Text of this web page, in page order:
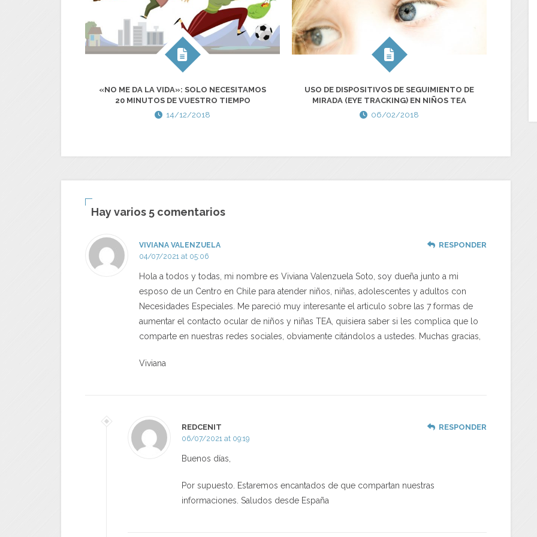
«NO ME DA LA VIDA»: SOLO NECESITAMOS
20 MINUTOS DE VUESTRO TIEMPO
14/12/2018
USO DE DISPOSITIVOS DE SEGUIMIENTO DE
MIRADA (EYE TRACKING) EN NIÑOS TEA
06/02/2018
Hay varios 5 comentarios
VIVIANA VALENZUELA
04/07/2021 at 05:06
Hola a todos y todas, mi nombre es Viviana Valenzuela Soto, soy dueña junto a mi
esposo de un Centro en Chile para atender niños, niñas, adolescentes y adultos con
Necesidades Especiales. Me pareció muy interesante el articulo sobre las 7 formas de
aumentar el contacto ocular de niños y niñas TEA, quisiera saber si les complica que lo
comparte en nuestras redes sociales, obviamente citándolos a ustedes. Muchas gracias,
Viviana
RESPONDER
REDCENIT
06/07/2021 at 09:19
Buenos días,
Por supuesto. Estaremos encantados de que compartan nuestras
informaciones. Saludos desde España
RESPONDER